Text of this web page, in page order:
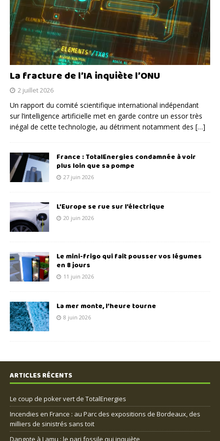
La fracture de l’IA inquiète l’ONU
2 juillet 2026
Un rapport du comité scientifique international indépendant
sur l’intelligence artificielle met en garde contre un essor très
inégal de cette technologie, au détriment notamment des […]
France : TotalEnergies condamnée à voir
plus loin que sa pompe
27 juin 2026
L’Europe se rue sur l’électrique
20 juin 2026
Le mini-frigo qui fait pousser vos légumes
en 8 jours
11 juin 2026
La mer monte, l’heure tourne
8 juin 2026
ARTICLES RÉCENTS
Le coup de poker vert de TotalEnergies
Incendies en France : au Parc des expositions de Bordeaux, des
milliers de sinistrés sans toit
Dangote à Lamu : le pari fossile qui inquiète